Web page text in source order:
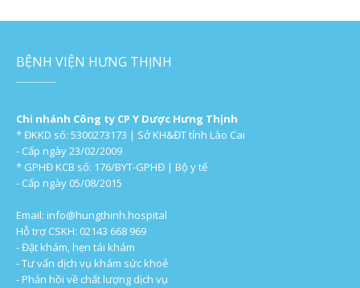
BỆNH VIỆN HƯNG THỊNH
Chi nhánh Công ty CP Y Dược Hưng Thịnh
* ĐKKD số: 5300273173 | Sở KH&ĐT tỉnh Lào Cai
- Cấp ngày 23/02/2009
* GPHĐ KCB số: 176/BYT-GPHĐ | Bộ y tế
- Cấp ngày 05/08/2015
Email: info@hungthinh.hospital
Hỗ trợ CSKH: 02143 668 969
- Đặt khám, hẹn tái khám
- Tư vấn dịch vụ khám sức khoẻ
- Phản hồi về chất lượng dịch vụ